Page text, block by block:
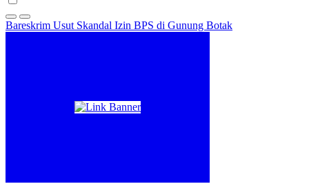
Bareskrim Usut Skandal Izin BPS di Gunung Botak